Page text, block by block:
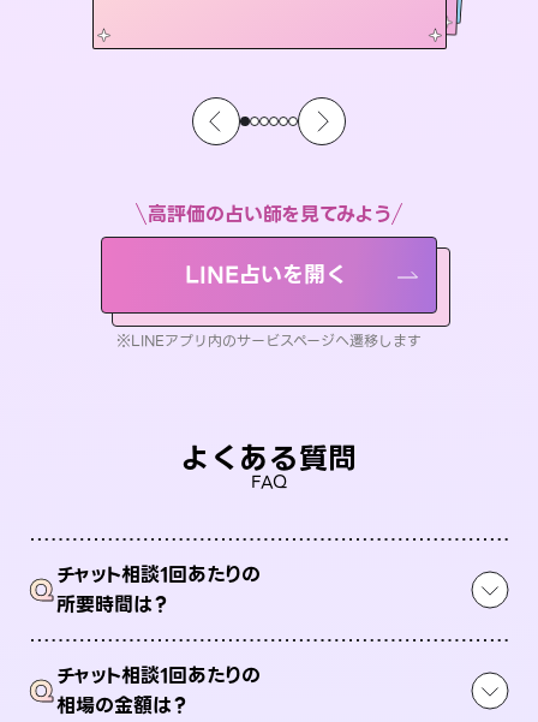
高評価の占い師を見てみよう
LINE占いを開く
※LINEアプリ内のサービスページへ遷移します
よくある質問
FAQ
Qチャット相談1回あたりの
所要時間は？
Qチャット相談1回あたりの
相場の金額は？